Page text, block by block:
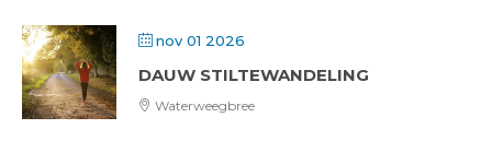
nov 01 2026
DAUW STILTEWANDELING
Waterweegbree